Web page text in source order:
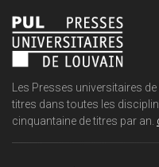
Les Presses universitaires
titres dans toutes les
cinquantaine de titres par an.